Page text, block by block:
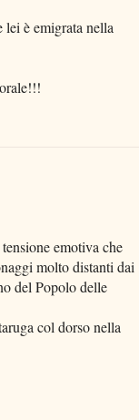
è emigrata nella
emotiva che
molto distanti dai
del Popolo delle
col dorso nella